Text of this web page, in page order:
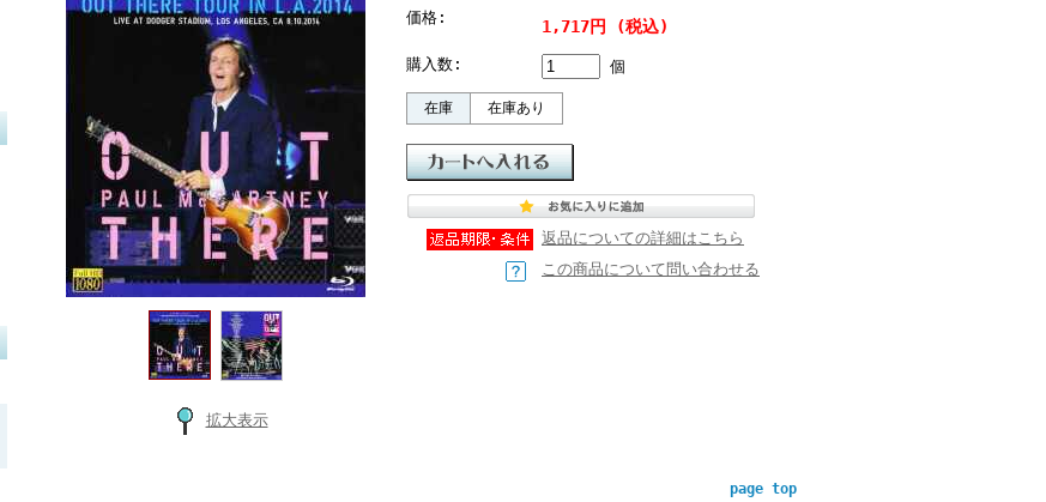
拡大表示
価格: 1,717円 (税込)
購入数: 個
在庫 在庫あり
返品についての詳細はこちら
この商品について問い合わせる
page top